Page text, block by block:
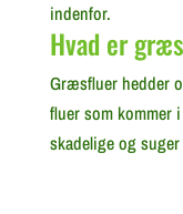
indenfor.
Hvad er
Græsfluer hedder
fluer som
skadelige og